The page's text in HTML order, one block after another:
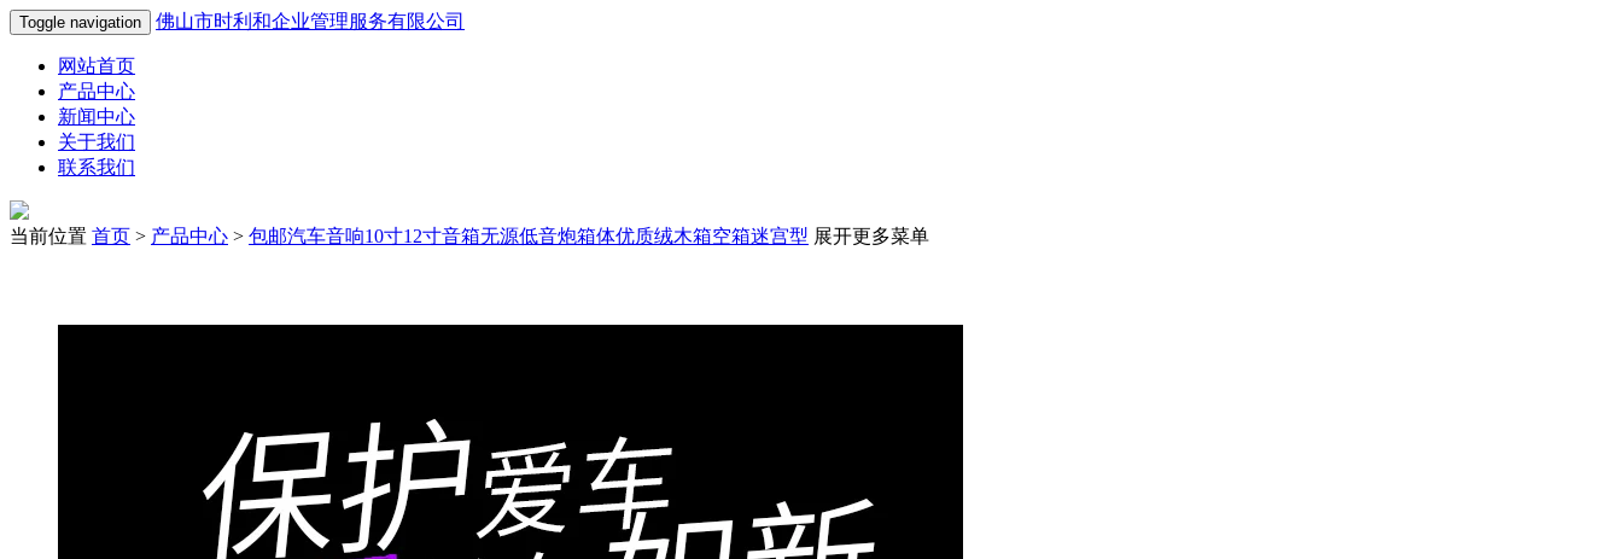
Toggle navigation 佛山市时利和企业管理服务有限公司
网站首页
产品中心
新闻中心
关于我们
联系我们
当前位置 首页 > 产品中心 > 包邮汽车音响10寸12寸音箱无源低音炮箱体优质绒木箱空箱迷宫型 展开更多菜单